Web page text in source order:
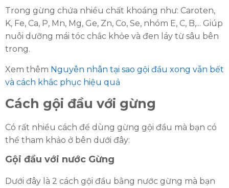
Trong gừng chứa nhiều chất khoáng như: Caroten,
K, Fe, Ca, P, Mn, Mg, Ge, Zn, Co, Se, nhóm E, C, B,... Giúp
nuôi dưỡng mái tóc chắc khỏe và đen láy từ sâu bên
trong.
Xem thêm Nguyên nhân tại sao gội đầu xong vẫn bết
và cách khắc phục hiệu quả
Cách gội đầu với gừng
Có rất nhiều cách để dùng gừng gội đầu mà bạn có
thể tham khảo ở bên dưới đây:
Gội đầu với nước Gừng
Dưới đây là 2 cách gội đầu bằng nước gừng mà bạn
Đăng ký tư vấn trực tiếp 24/7:
0335587487